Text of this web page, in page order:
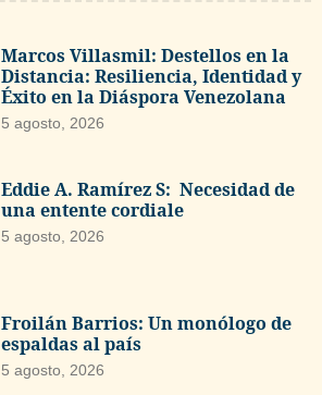
Marcos Villasmil: Destellos en la
Distancia: Resiliencia, Identidad y
Éxito en la Diáspora Venezolana
5 agosto, 2026
Eddie A. Ramírez S: Necesidad de
una entente cordiale
5 agosto, 2026
Froilán Barrios: Un monólogo de
espaldas al país
5 agosto, 2026